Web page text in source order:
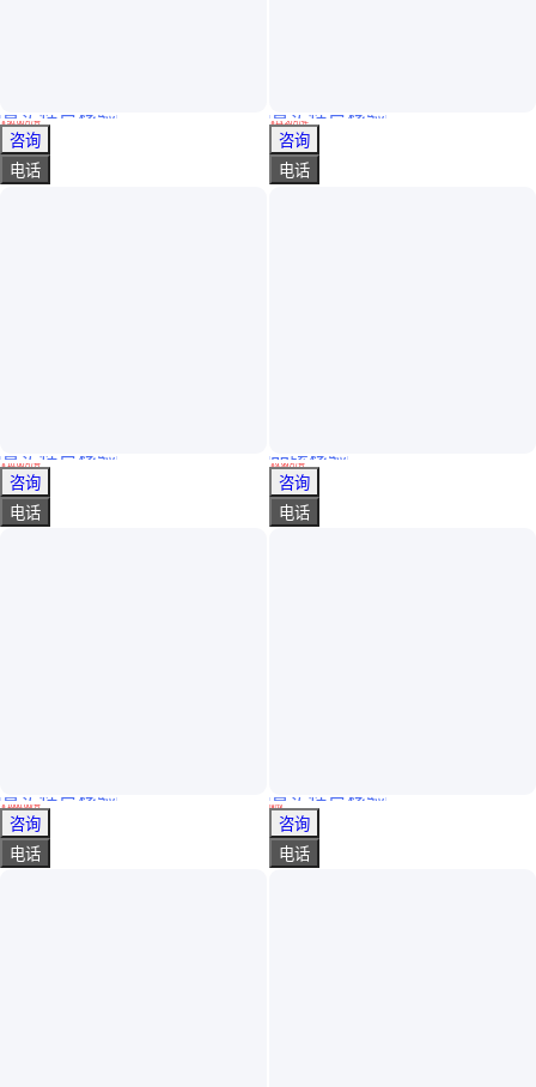
珀金埃尔默 ICP OES Avio 560 Max 光谱仪 结构紧凑 内置高通量样品
真实性已核验
￥50.00万/台
上海
咨询
电话
赛默飞尼通Niton手持式XRF分析仪XL3t GOLDDPLUS光谱仪
真实性已核验
￥ 10.00万/台
上海
咨询
电话
择优乐成 手持式拉曼光谱仪PF PRS-A785 快速准确的物料鉴定
真实性已核验
￥ 1000.00/台
北京
咨询
电话
傅立叶费尔伯恩光谱仪 85697 红外光 谱仪厂家 质量保障
真实性已核验
￥13.20万/件
上海
咨询
电话
野外地物光谱仪 地物测量仪 农作物病虫害监测
品牌核验
￥9 .99万/台
广东深圳
咨询
电话
日本 HORIBA 光谱仪 型号 LabRAMSoleilNano光谱仪
真实性已核验
面议
北京
咨询
电话